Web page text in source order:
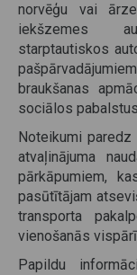
norvēģu vai
iekšzemes
starptautiskos
braukšanas
sociālos
Noteikumi
atvaļinājuma
pārkāpumiem,
pasūtītājam
transporta
vienošanās
Papildu